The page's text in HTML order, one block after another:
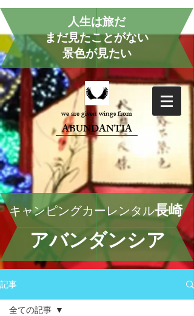
人生は旅だ
まだ見たことがない
景色が見たい
we are given wings from
ABUNDANTIA
キャンピングカーレンタル長崎
アバンダンシア
記事
全ての記事